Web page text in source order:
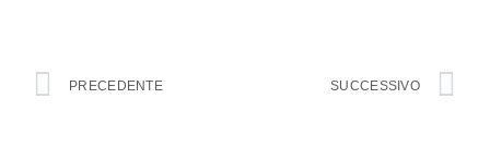
PRECEDENTE SUCCESSIVO